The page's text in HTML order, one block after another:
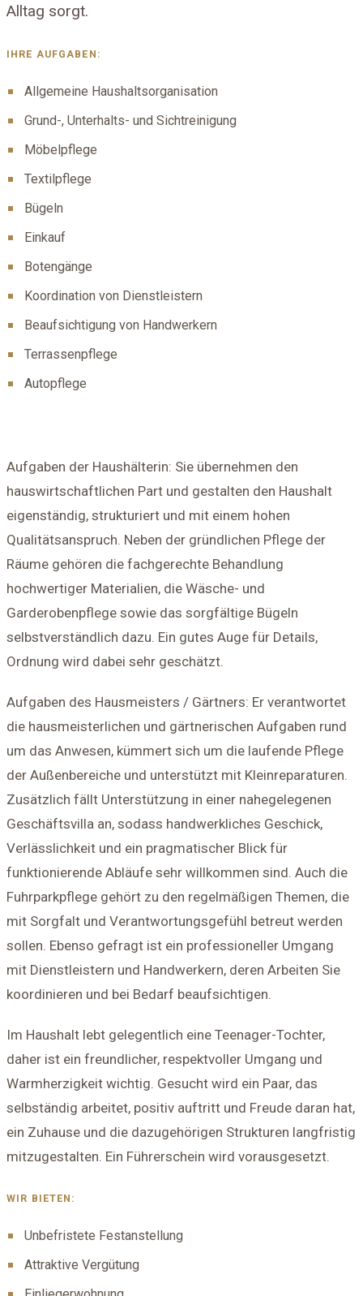
Alltag sorgt.
IHRE AUFGABEN:
Allgemeine Haushaltsorganisation
Grund-, Unterhalts- und Sichtreinigung
Möbelpflege
Textilpflege
Bügeln
Einkauf
Botengänge
Koordination von Dienstleistern
Beaufsichtigung von Handwerkern
Terrassenpflege
Autopflege
Aufgaben der Haushälterin: Sie übernehmen den
hauswirtschaftlichen Part und gestalten den Haushalt
eigenständig, strukturiert und mit einem hohen
Qualitätsanspruch. Neben der gründlichen Pflege der
Räume gehören die fachgerechte Behandlung
hochwertiger Materialien, die Wäsche- und
Garderobenpflege sowie das sorgfältige Bügeln
selbstverständlich dazu. Ein gutes Auge für Details,
Ordnung wird dabei sehr geschätzt.
Aufgaben des Hausmeisters / Gärtners: Er verantwortet
die hausmeisterlichen und gärtnerischen Aufgaben rund
um das Anwesen, kümmert sich um die laufende Pflege
der Außenbereiche und unterstützt mit Kleinreparaturen.
Zusätzlich fällt Unterstützung in einer nahegelegenen
Geschäftsvilla an, sodass handwerkliches Geschick,
Verlässlichkeit und ein pragmatischer Blick für
funktionierende Abläufe sehr willkommen sind. Auch die
Fuhrparkpflege gehört zu den regelmäßigen Themen, die
mit Sorgfalt und Verantwortungsgefühl betreut werden
sollen. Ebenso gefragt ist ein professioneller Umgang
mit Dienstleistern und Handwerkern, deren Arbeiten Sie
koordinieren und bei Bedarf beaufsichtigen.
Im Haushalt lebt gelegentlich eine Teenager-Tochter,
daher ist ein freundlicher, respektvoller Umgang und
Warmherzigkeit wichtig. Gesucht wird ein Paar, das
selbständig arbeitet, positiv auftritt und Freude daran hat,
ein Zuhause und die dazugehörigen Strukturen langfristig
mitzugestalten. Ein Führerschein wird vorausgesetzt.
WIR BIETEN:
Unbefristete Festanstellung
Attraktive Vergütung